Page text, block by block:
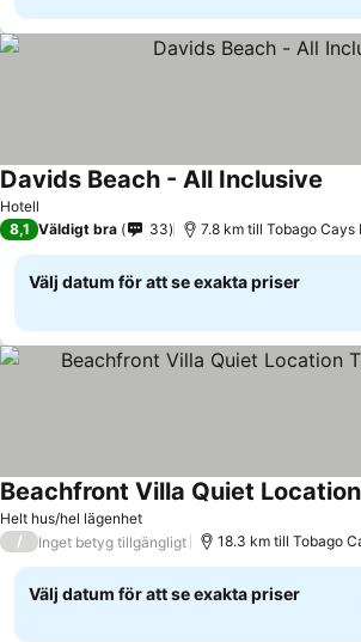
Hotell
Davids Beach - All Inclusive
8,1 Väldigt bra 33 7.8 km till Tobago Cays
Välj datum för att se exakta priser
Helt hus/hel lägenhet
/ Inget betyg tillgängligt 18.3 km till Tobago
Välj datum för att se exakta priser